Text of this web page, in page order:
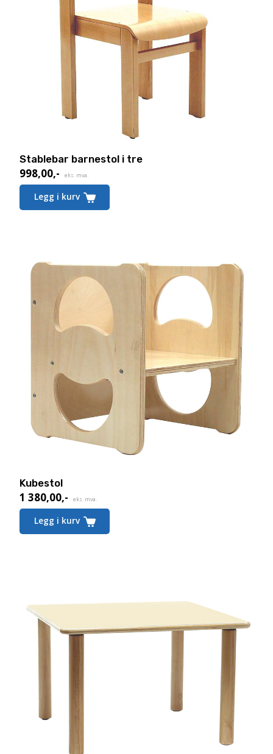
Stablebar barnestol i tre
998,00,- eks. mva.
Legg i kurv
Kubestol
1 380,00,- eks. mva.
Legg i kurv